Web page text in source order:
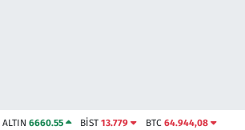
ALTIN 6660.55 BİST13.779 BTC 64.944,08